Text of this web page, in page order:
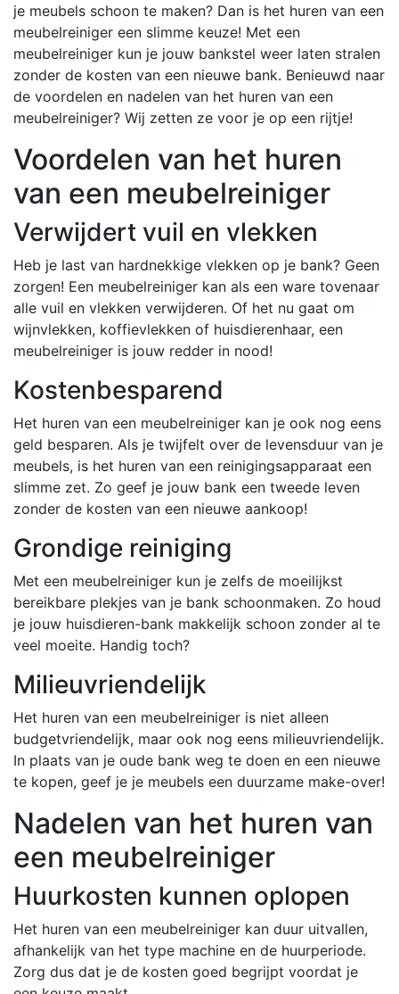
je meubels schoon te maken? Dan is het huren van een
meubelreiniger een slimme keuze! Met een
meubelreiniger kun je jouw bankstel weer laten stralen
zonder de kosten van een nieuwe bank. Benieuwd naar
de voordelen en nadelen van het huren van een
meubelreiniger? Wij zetten ze voor je op een rijtje!
Voordelen van het huren
van een meubelreiniger
Verwijdert vuil en vlekken
Heb je last van hardnekkige vlekken op je bank? Geen
zorgen! Een meubelreiniger kan als een ware tovenaar
alle vuil en vlekken verwijderen. Of het nu gaat om
wijnvlekken, koffievlekken of huisdierenhaar, een
meubelreiniger is jouw redder in nood!
Kostenbesparend
Het huren van een meubelreiniger kan je ook nog eens
geld besparen. Als je twijfelt over de levensduur van je
meubels, is het huren van een reinigingsapparaat een
slimme zet. Zo geef je jouw bank een tweede leven
zonder de kosten van een nieuwe aankoop!
Grondige reiniging
Met een meubelreiniger kun je zelfs de moeilijkst
bereikbare plekjes van je bank schoonmaken. Zo houd
je jouw huisdieren-bank makkelijk schoon zonder al te
veel moeite. Handig toch?
Milieuvriendelijk
Het huren van een meubelreiniger is niet alleen
budgetvriendelijk, maar ook nog eens milieuvriendelijk.
In plaats van je oude bank weg te doen en een nieuwe
te kopen, geef je je meubels een duurzame make-over!
Nadelen van het huren van
een meubelreiniger
Huurkosten kunnen oplopen
Het huren van een meubelreiniger kan duur uitvallen,
afhankelijk van het type machine en de huurperiode.
Zorg dus dat je de kosten goed begrijpt voordat je